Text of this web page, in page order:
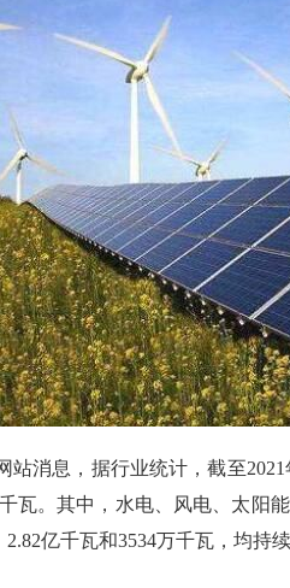
消息，据行业统计，截至2021
瓦。其中，水电、风电、太阳
亿千瓦和3534万千瓦，均持